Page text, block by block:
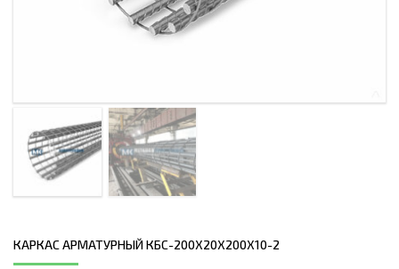
КАРКАС АРМАТУРНЫЙ КБС-200Х20Х200Х10-2